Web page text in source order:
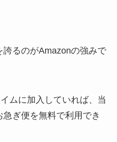
るのがAmazonの強みで
ムに加入していれば、当
ぎ便を無料で利用でき